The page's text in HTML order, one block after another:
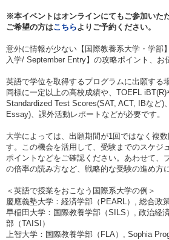
※本イベントはオンラインにてもご参加いた
ご希望の方はこちらよりご予約ください。
意外に情報が少ない【国際教養系大学・学部
入学/ September Entry】の攻略ポイント、お
英語で学位を取得するプログラムに出願する
同様に一定以上の高校成績や、TOEFL iBT(R)
Standardized Test Scores(SAT, ACT, IBなど)
Essay)、課外活動レポートなどが必要です。
大学によっては、出願期間が1回ではなく複
す。この機会を活用して、受験までのスケジ
ポイントなどをご確認ください。あわせて、
の倍率の読み方など、戦略的な受験の進め方
＜英語で授業をおこなう国際系大学の例＞
慶應義塾大学：経済学部（PEARL）, 総合政
早稲田大学：国際教養学部（SILS）, 政治経
部（TAISI）
上智大学：国際教養学部（FLA）, Sophia